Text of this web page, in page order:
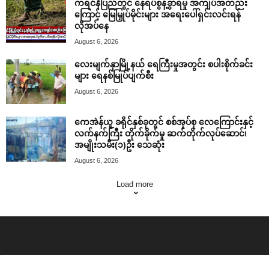
ကရင်နီပြည်တွင် နေရပ်စွန့်ခွာရမှု အကျပ်အတည်း
ကြောင့် မြေမြှုပ်မိုင်းများ အရေးပေါ်ရှင်းလင်းရန်
လိုအပ်နေ
August 6, 2026
လေးမျက်နှာမြို့နယ် ရေကြီးမှုအတွင်း စပါးစိုက်ခင်း
များ ရေနစ်မြုပ်ပျက်စီး
August 6, 2026
ကေအဲန်ယူ ခရိုင်နှစ်ခုတွင် စစ်အုပ်စု လေကြောင်းနှင့်
လက်နက်ကြီး တိုက်ခိုက်မှု ဆက်တိုက်လုပ်ဆောင်၊
အမျိုးသမီး(၁)ဦး သေဆုံး
August 6, 2026
Load more